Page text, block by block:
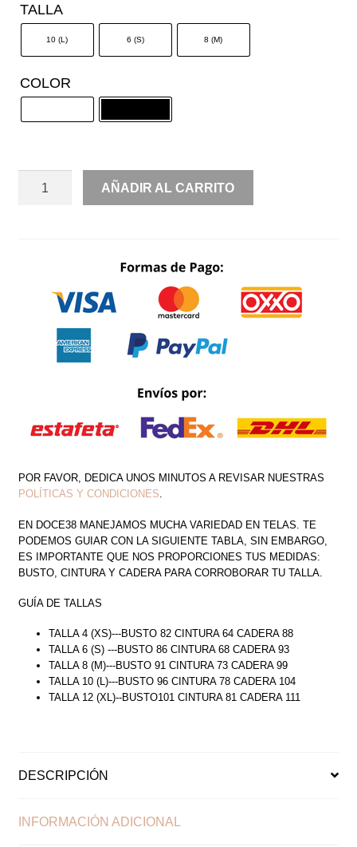
$ 2,100.00.
$ 630.00.
TALLA
10 (L) 6 (S) 8 (M)
COLOR
ASIMETRICO
ESPALDA
CANTIDAD
AÑADIR AL CARRITO
POR FAVOR, DEDICA UNOS MINUTOS A REVISAR NUESTRAS
POLÍTICAS Y CONDICIONES.
EN DOCE38 MANEJAMOS MUCHA VARIEDAD EN TELAS. TE
PODEMOS GUIAR CON LA SIGUIENTE TABLA, SIN EMBARGO,
ES IMPORTANTE QUE NOS PROPORCIONES TUS MEDIDAS:
BUSTO, CINTURA Y CADERA PARA CORROBORAR TU TALLA.
GUÍA DE TALLAS
TALLA 4 (XS)---BUSTO 82 CINTURA 64 CADERA 88
TALLA 6 (S) ---BUSTO 86 CINTURA 68 CADERA 93
TALLA 8 (M)---BUSTO 91 CINTURA 73 CADERA 99
TALLA 10 (L)---BUSTO 96 CINTURA 78 CADERA 104
TALLA 12 (XL)--BUSTO101 CINTURA 81 CADERA 111
DESCRIPCIÓN
INFORMACIÓN ADICIONAL